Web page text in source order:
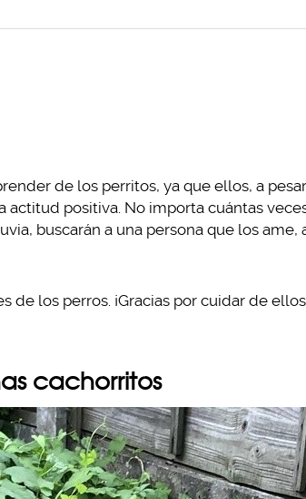
de los perritos, ya que ellos, a
actitud positiva. No importa cuántas
buscarán a una persona que los ame,
de los perros. ¡Gracias por cuidar de
cachorritos